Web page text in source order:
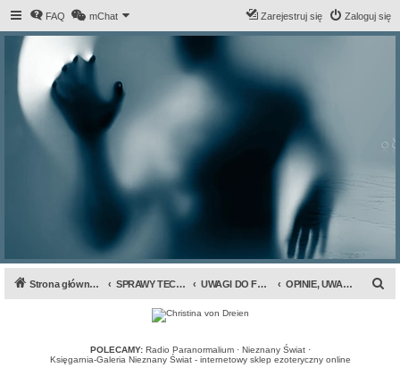
FAQ mChat Zaloguj się
Zarejestruj się
Strona główna forum SPRAWY TECHNICZNE I ORGANIZACYJNE UWAGI DO FORUM I SERWISU INFRA OPINIE, UWAGI I SKARGI
POLECAMY: Radio Paranormalium· Nieznany Świat·
Księgarnia-Galeria Nieznany Świat - internetowy sklep ezoteryczny online